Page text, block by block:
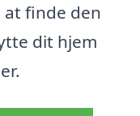
finde den
dit hjem